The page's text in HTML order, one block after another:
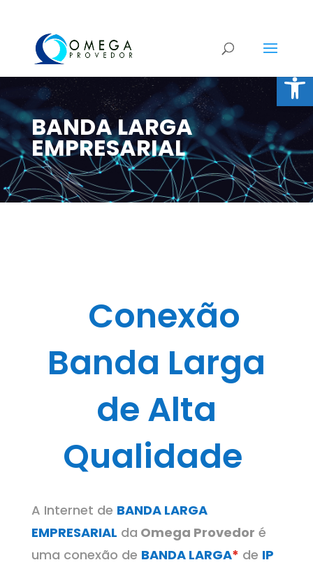
BANDA LARGA
EMPRESARIAL
Conexão
Banda Larga
de Alta
Qualidade
A Internet de BANDA LARGA
EMPRESARIAL da Omega Provedor é
uma conexão de BANDA LARGA* de IP